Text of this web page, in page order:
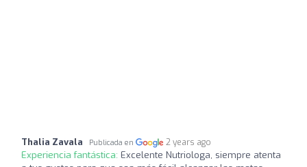
Thalia Zavala Publicada en 2 years ago
Experiencia fantástica: Excelente Nutriologa, siempre atenta